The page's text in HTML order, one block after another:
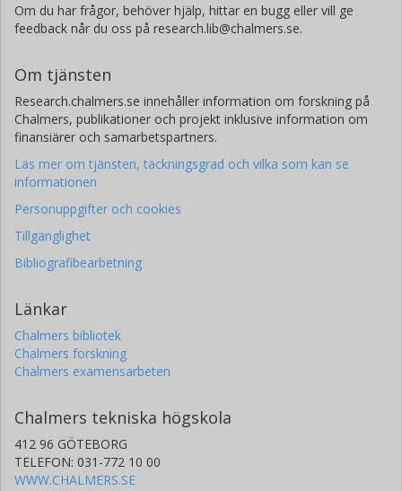
Om du har frågor, behöver hjälp, hittar en bugg eller vill ge
feedback når du oss på research.lib@chalmers.se.
Om tjänsten
Research.chalmers.se innehåller information om forskning på
Chalmers, publikationer och projekt inklusive information om
finansiärer och samarbetspartners.
Läs mer om tjänsten, täckningsgrad och vilka som kan se
informationen
Personuppgifter och cookies
Tillgänglighet
Bibliografibearbetning
Länkar
Chalmers bibliotek
Chalmers forskning
Chalmers examensarbeten
Chalmers tekniska högskola
412 96 GÖTEBORG
TELEFON: 031-772 10 00
WWW.CHALMERS.SE